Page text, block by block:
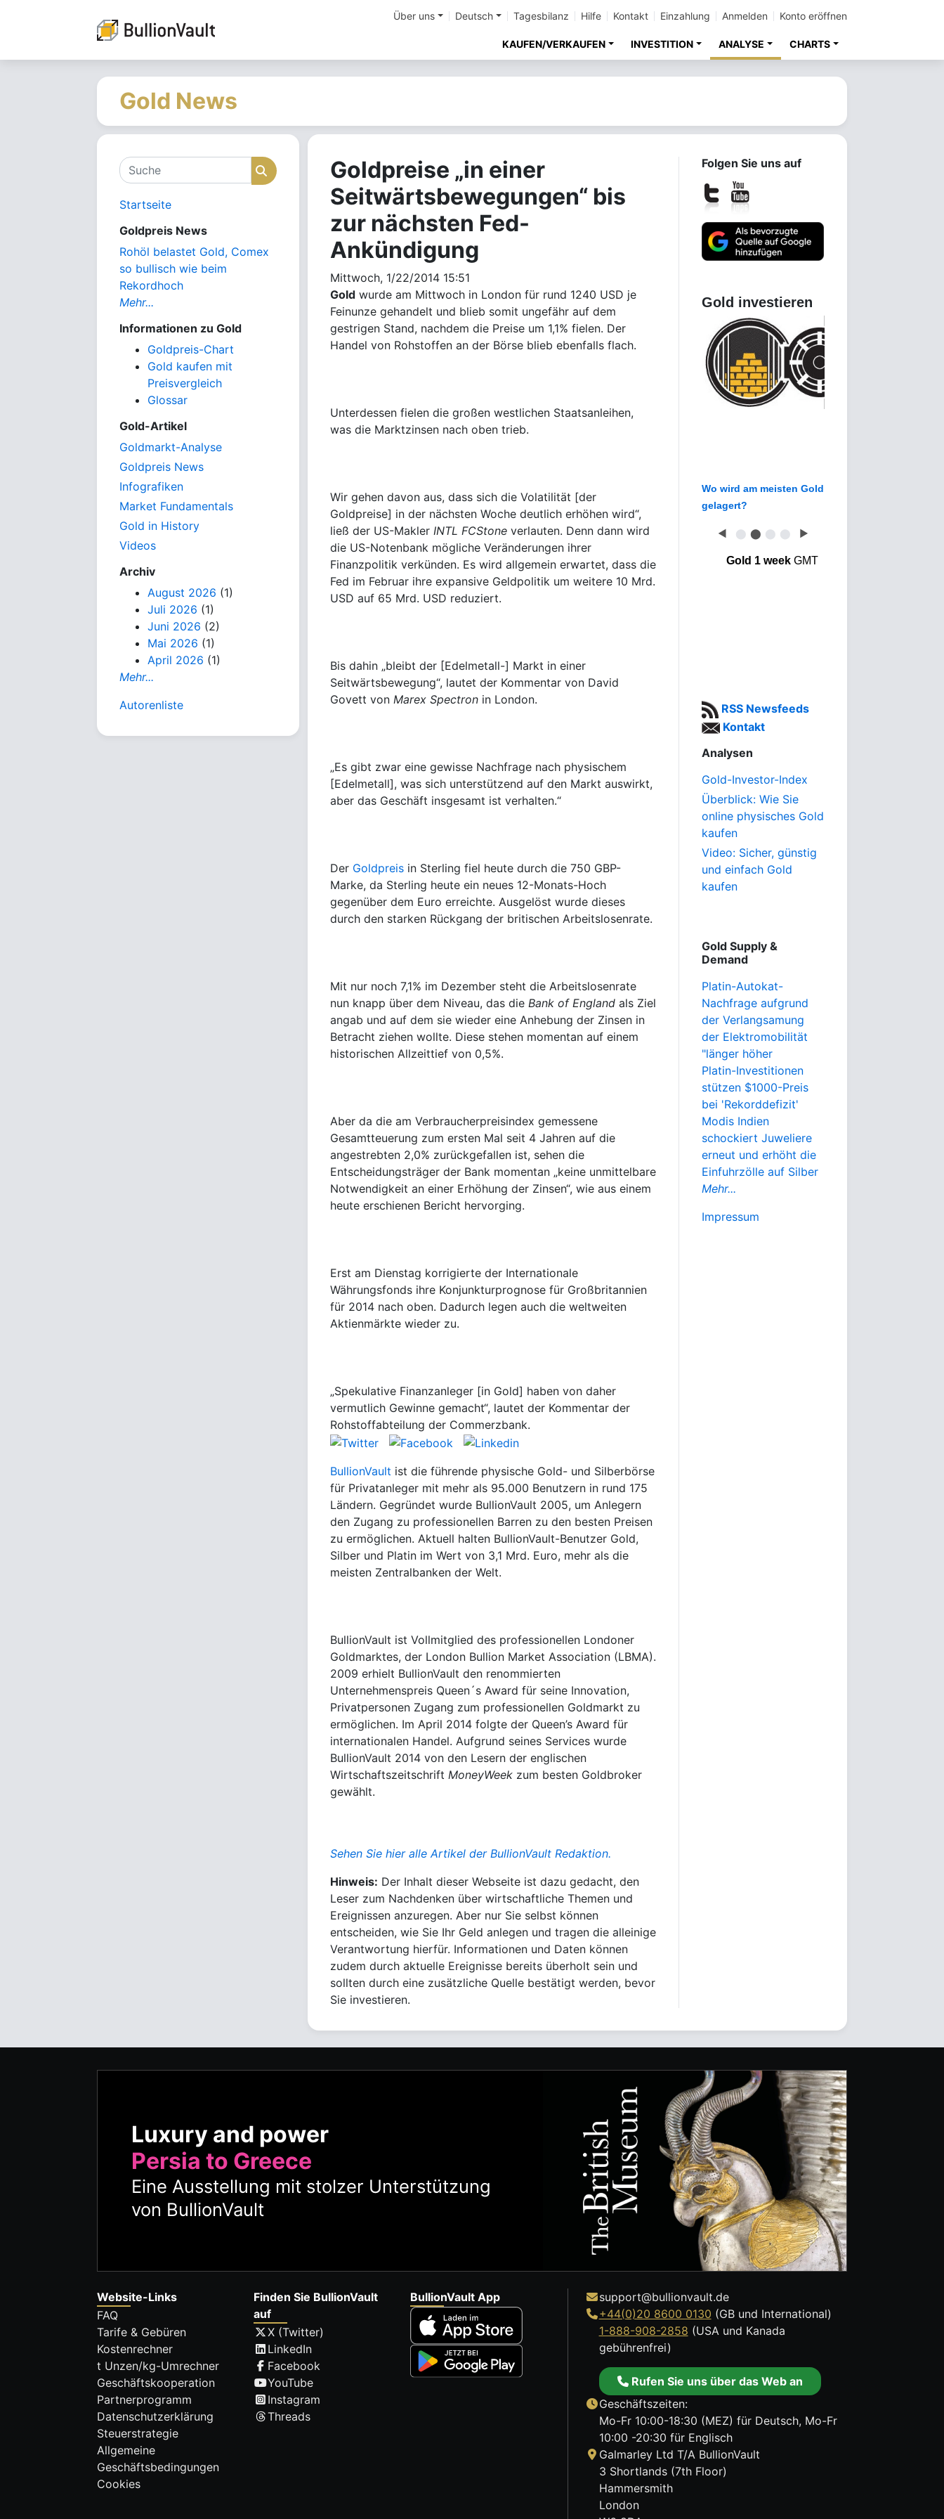
Über uns Deutsch Tagesbilanz Hilfe Kontakt Einzahlung Anmelden Konto eröffnen
KAUFEN/VERKAUFEN INVESTITION ANALYSE CHARTS
Gold News
Suche Suche
Startseite
Goldpreis News
Rohöl belastet Gold, Comex
so bullisch wie beim
Rekordhoch
Mehr...
Informationen zu Gold
Goldpreis-Chart
Gold kaufen mit
Preisvergleich
Glossar
Gold-Artikel
Goldmarkt-Analyse
Goldpreis News
Infografiken
Market Fundamentals
Gold in History
Videos
Archiv
August 2026 (1)
Juli 2026 (1)
Juni 2026 (2)
Mai 2026 (1)
April 2026 (1)
Mehr...
Autorenliste
Goldpreise „in einer
Seitwärtsbewegungen“ bis
zur nächsten Fed-
Ankündigung
Mittwoch, 1/22/2014 15:51
Gold wurde am Mittwoch in London für rund 1240 USD je
Feinunze gehandelt und blieb somit ungefähr auf dem
gestrigen Stand, nachdem die Preise um 1,1% fielen. Der
Handel von Rohstoffen an der Börse blieb ebenfalls flach.
Unterdessen fielen die großen westlichen Staatsanleihen,
was die Marktzinsen nach oben trieb.
Wir gehen davon aus, dass sich die Volatilität [der
Goldpreise] in der nächsten Woche deutlich erhöhen wird“,
ließ der US-Makler INTL FCStone verlauten. Denn dann wird
die US-Notenbank mögliche Veränderungen ihrer
Finanzpolitik verkünden. Es wird allgemein erwartet, dass die
Fed im Februar ihre expansive Geldpolitik um weitere 10 Mrd.
USD auf 65 Mrd. USD reduziert.
Bis dahin „bleibt der [Edelmetall-] Markt in einer
Seitwärtsbewegung“, lautet der Kommentar von David
Govett von Marex Spectron in London.
„Es gibt zwar eine gewisse Nachfrage nach physischem
[Edelmetall], was sich unterstützend auf den Markt auswirkt,
aber das Geschäft insgesamt ist verhalten.“
Der Goldpreis in Sterling fiel heute durch die 750 GBP-
Marke, da Sterling heute ein neues 12-Monats-Hoch
gegenüber dem Euro erreichte. Ausgelöst wurde dieses
durch den starken Rückgang der britischen Arbeitslosenrate.
Mit nur noch 7,1% im Dezember steht die Arbeitslosenrate
nun knapp über dem Niveau, das die Bank of England als Ziel
angab und auf dem sie wieder eine Anhebung der Zinsen in
Betracht ziehen wollte. Diese stehen momentan auf einem
historischen Allzeittief von 0,5%.
Aber da die am Verbraucherpreisindex gemessene
Gesamtteuerung zum ersten Mal seit 4 Jahren auf die
angestrebten 2,0% zurückgefallen ist, sehen die
Entscheidungsträger der Bank momentan „keine unmittelbare
Notwendigkeit an einer Erhöhung der Zinsen“, wie aus einem
heute erschienen Bericht hervorging.
Erst am Dienstag korrigierte der Internationale
Währungsfonds ihre Konjunkturprognose für Großbritannien
für 2014 nach oben. Dadurch legen auch die weltweiten
Aktienmärkte wieder zu.
„Spekulative Finanzanleger [in Gold] haben von daher
vermutlich Gewinne gemacht“, lautet der Kommentar der
Rohstoffabteilung der Commerzbank.
BullionVault ist die führende physische Gold- und Silberbörse
für Privatanleger mit mehr als 95.000 Benutzern in rund 175
Ländern. Gegründet wurde BullionVault 2005, um Anlegern
den Zugang zu professionellen Barren zu den besten Preisen
zu ermöglichen. Aktuell halten BullionVault-Benutzer Gold,
Silber und Platin im Wert von 3,1 Mrd. Euro, mehr als die
meisten Zentralbanken der Welt.
BullionVault ist Vollmitglied des professionellen Londoner
Goldmarktes, der London Bullion Market Association (LBMA).
2009 erhielt BullionVault den renommierten
Unternehmenspreis Queen´s Award für seine Innovation,
Privatpersonen Zugang zum professionellen Goldmarkt zu
ermöglichen. Im April 2014 folgte der Queen’s Award für
internationalen Handel. Aufgrund seines Services wurde
BullionVault 2014 von den Lesern der englischen
Wirtschaftszeitschrift MoneyWeek zum besten Goldbroker
gewählt.
Sehen Sie hier alle Artikel der BullionVault Redaktion.
Hinweis: Der Inhalt dieser Webseite ist dazu gedacht, den
Leser zum Nachdenken über wirtschaftliche Themen und
Ereignissen anzuregen. Aber nur Sie selbst können
entscheiden, wie Sie Ihr Geld anlegen und tragen die alleinige
Verantwortung hierfür. Informationen und Daten können
zudem durch aktuelle Ereignisse bereits überholt sein und
sollten durch eine zusätzliche Quelle bestätigt werden, bevor
Sie investieren.
Folgen Sie uns auf
Gold investieren
Wo wird am meisten Gold
gelagert?
◀ ⬤ ⬤ ⬤ ⬤ ▶
Gold 1 weekGMT
RSS Newsfeeds
Kontakt
Analysen
Gold-Investor-Index
Überblick: Wie Sie
online physisches Gold
kaufen
Video: Sicher, günstig
und einfach Gold
kaufen
Gold Supply &
Demand
Platin-Autokat-
Nachfrage aufgrund
der Verlangsamung
der Elektromobilität
"länger höher
Platin-Investitionen
stützen $1000-Preis
bei 'Rekorddefizit'
Modis Indien
schockiert Juweliere
erneut und erhöht die
Einfuhrzölle auf Silber
Mehr...
Impressum
Luxury and power
Persia to Greece
Eine Ausstellung mit stolzer Unterstützung
von BullionVault
Website-Links
FAQ
Tarife & Gebüren
Kostenrechner
t Unzen/kg-Umrechner
Geschäftskooperation
Partnerprogramm
Datenschutzerklärung
Steuerstrategie
Allgemeine
Geschäftsbedingungen
Cookies
Finden Sie BullionVault
auf
X (Twitter)
LinkedIn
Facebook
YouTube
Instagram
Threads
BullionVault App
support@bullionvault.de
+44(0)20 8600 0130 (GB und International)
1-888-908-2858 (USA und Kanada
gebührenfrei)
Rufen Sie uns über das Web an
Geschäftszeiten:
Mo-Fr 10:00-18:30 (MEZ) für Deutsch, Mo-Fr
10:00 -20:30 für Englisch
Galmarley Ltd T/A BullionVault
3 Shortlands (7th Floor)
Hammersmith
London